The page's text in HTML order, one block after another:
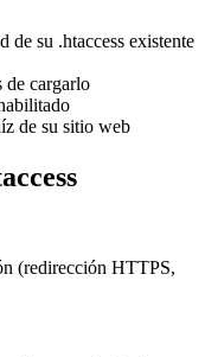
de su .htaccess existente
de cargarlo
de su sitio web
(redirección HTTPS,